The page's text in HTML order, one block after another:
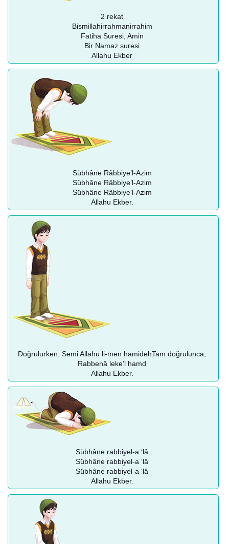
2 rekat
Bismillahirrahmanirrahim
Fatiha Suresi, Amin
Bir Namaz suresi
Allahu Ekber
Sübhâne Râbbiye’l-Azim
Sübhâne Râbbiye’l-Azim
Sübhâne Râbbiye’l-Azim
Allahu Ekber.
Doğrulurken; Semi Allahu li-men hamidehTam doğrulunca;
Rabbenâ leke’l hamd
Allahu Ekber.
Sübhâne rabbiyel-a ‘lâ
Sübhâne rabbiyel-a ‘lâ
Sübhâne rabbiyel-a ‘lâ
Allahu Ekber.